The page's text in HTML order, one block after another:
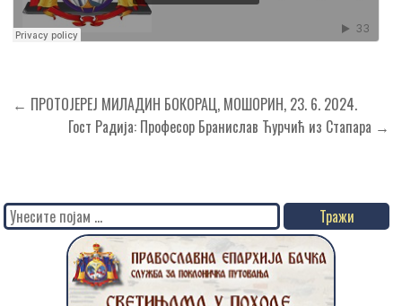
Кретање
чланка
← ПРОТОЈЕРЕЈ МИЛАДИН БОКОРАЦ, МОШОРИН, 23. 6. 2024.
Гост Радија: Професор Бранислав Ћурчић из Стапара →
Search
for: